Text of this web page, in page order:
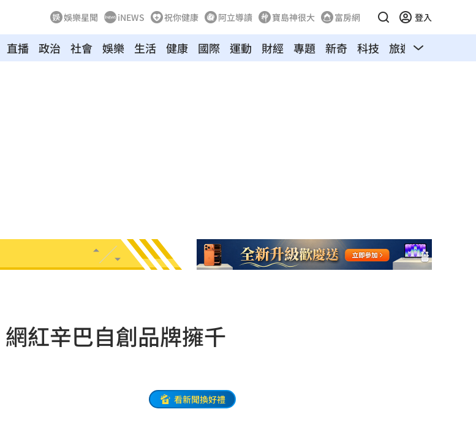
娛樂星聞 iNEWS 祝你健康 阿立導讀 寶島神很大 富房網 登入
直播 政治 社會 娛樂 生活 健康 國際 運動 財經 專題 新奇 科技 旅遊 汽車
紅辛巴自創品牌擁千
看新聞換好禮